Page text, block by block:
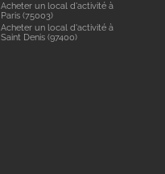
Acheter un local d'activité à
Paris (75003)
Acheter un local d'activité à
Saint Denis (97400)